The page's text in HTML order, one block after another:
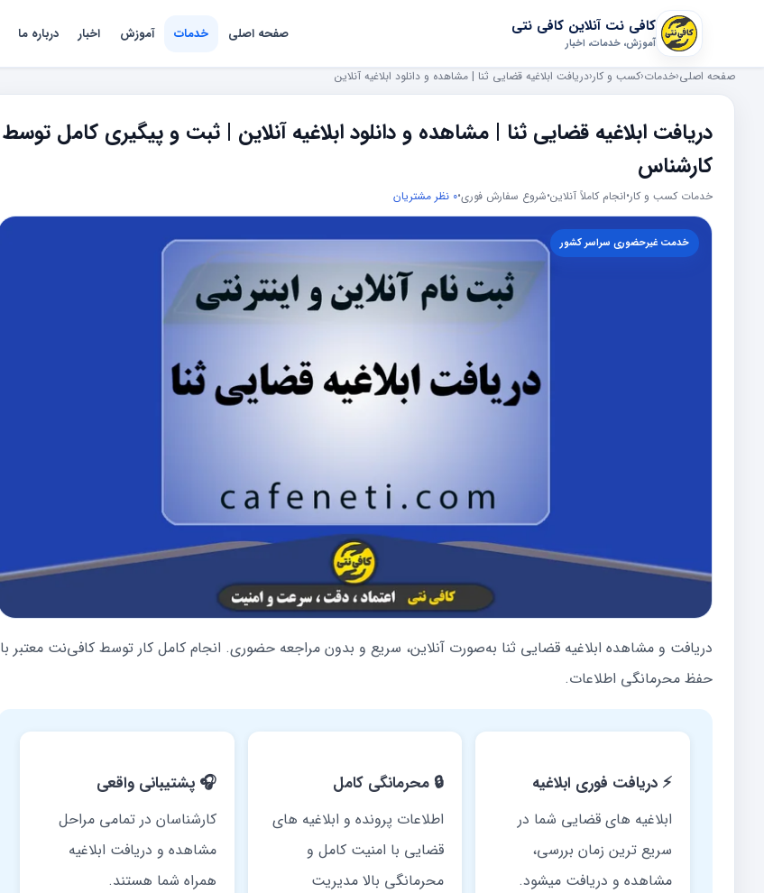
کافی نت آنلاین کافی نتی
آموزش، خدمات، اخبار
صفحه اصلی خدمات آموزش اخبار درباره ما
صفحه اصلی‹خدمات‹کسب و کار‹دریافت ابلاغیه قضایی ثنا | مشاهده و دانلود ابلاغیه آنلاین
دریافت ابلاغیه قضایی ثنا | مشاهده و دانلود ابلاغیه آنلاین | ثبت و پیگیری کامل توسط
کارشناس
خدمات کسب و کار•انجام کاملاً آنلاین•شروع سفارش فوری•0 نظر مشتریان
خدمت غیرحضوری سراسر کشور
دریافت و مشاهده ابلاغیه قضایی ثنا به‌صورت آنلاین، سریع و بدون مراجعه حضوری. انجام کامل کار توسط کافی‌نت معتبر با
حفظ محرمانگی اطلاعات.
⚡ دریافت فوری ابلاغیه
ابلاغیه های قضایی شما در
سریع ترین زمان بررسی،
مشاهده و دریافت میشود.
🔒 محرمانگی کامل
اطلاعات پرونده و ابلاغیه های
قضایی با امنیت کامل و
محرمانگی بالا مدیریت
🎧 پشتیبانی واقعی
کارشناسان در تمامی مراحل
مشاهده و دریافت ابلاغیه
همراه شما هستند.